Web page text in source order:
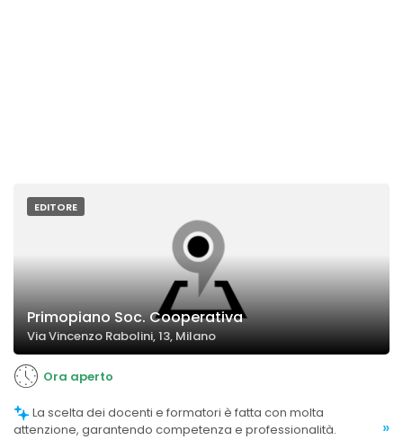
EDITORE
Primopiano Soc. Cooperativa
Via Vincenzo Rabolini, 13, Milano
Ora aperto
attenzione, garantendo competenza e professionalità.
»